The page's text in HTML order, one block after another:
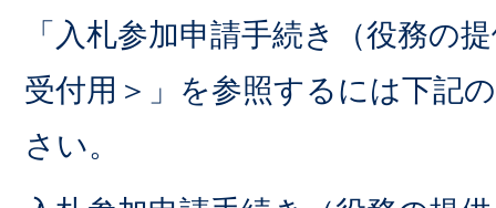
「入札参加申請手続き（役務の
受付用＞」を参照するには下記
さい。